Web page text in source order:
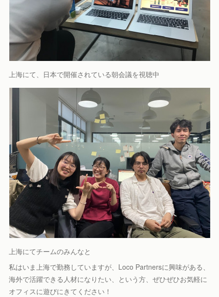
上海にて、日本で開催されている朝会議を視聴中
上海にてチームのみんなと
私はいま上海で勤務していますが、Loco Partnersに興味がある、
海外で活躍できる人材になりたい、という方、ぜひぜひお気軽に
オフィスに遊びにきてください！